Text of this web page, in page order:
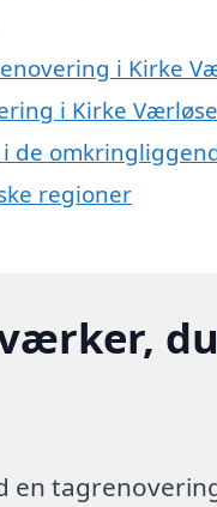
i Kirke
i Kirke
de
regioner